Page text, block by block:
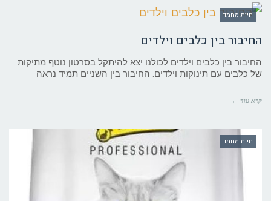
חיות מחמד
החיבור בין כלבים וילדים
החיבור בין כלבים וילדים לכולנו יצא להיתקל בסרטון נוטף מתיקות
של כלבים עם תינוקות וילדים. החיבור בין השניים תמיד נראה
קרא עוד ←
חיות מחמד